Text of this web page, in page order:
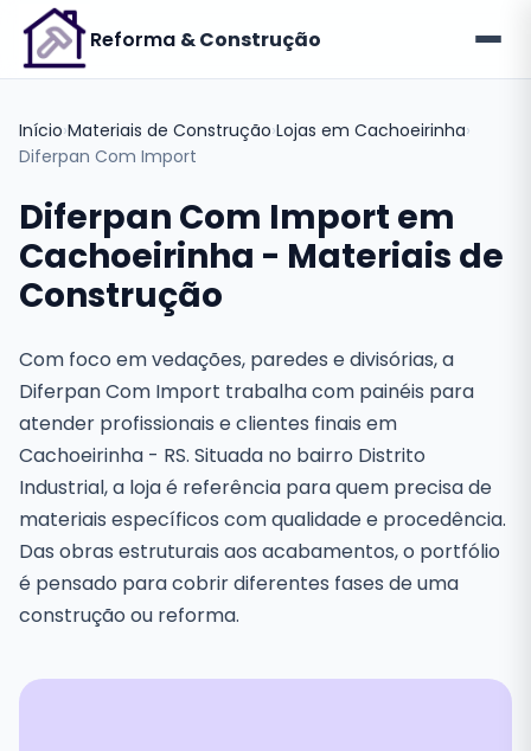
Reforma & Construção
Início›Materiais de Construção›Lojas em Cachoeirinha›
Diferpan Com Import
Diferpan Com Import em
Cachoeirinha - Materiais de
Construção
Com foco em vedações, paredes e divisórias, a
Diferpan Com Import trabalha com painéis para
atender profissionais e clientes finais em
Cachoeirinha - RS. Situada no bairro Distrito
Industrial, a loja é referência para quem precisa de
materiais específicos com qualidade e procedência.
Das obras estruturais aos acabamentos, o portfólio
é pensado para cobrir diferentes fases de uma
construção ou reforma.